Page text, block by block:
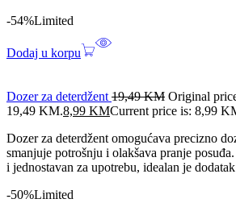
-54%Limited
Dodaj u korpu
Dozer za deterdžent 19,49KM Original
19,49 KM.8,99 KMCurrent price is: 8,99
Dozer za deterdžent omogućava precizno
smanjuje potrošnju i olakšava pranje
i jednostavan za upotrebu, idealan je
-50%Limited